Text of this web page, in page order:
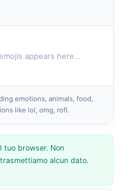
appears here…
emotions, animals, food,
like lol, omg, rofl.
tuo browser. Non
alcun dato.